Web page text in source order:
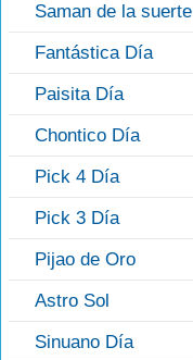
Saman de la suerte
Fantástica Día
Paisita Día
Chontico Día
Pick 4 Día
Pick 3 Día
Pijao de Oro
Astro Sol
Sinuano Día